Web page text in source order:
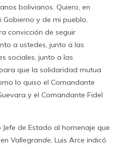
bolivianos. Quiero, en
Gobierno y de mi pueblo,
convicción de seguir
a ustedes, junto a las
sociales, junto a las
que la solidaridad mutua
lo quiso el Comandante
y el Comandante Fidel
de Estado al homenaje que
Vallegrande, Luis Arce indicó